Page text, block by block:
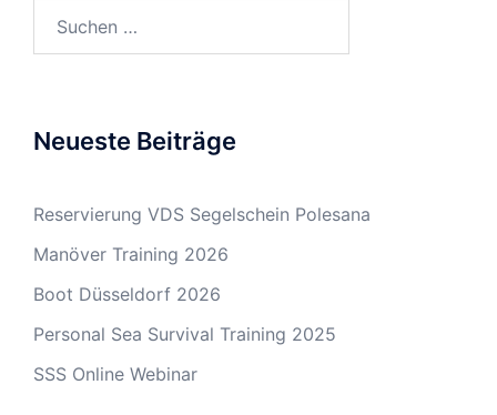
Neueste Beiträge
Reservierung VDS Segelschein Polesana
Manöver Training 2026
Boot Düsseldorf 2026
Personal Sea Survival Training 2025
SSS Online Webinar